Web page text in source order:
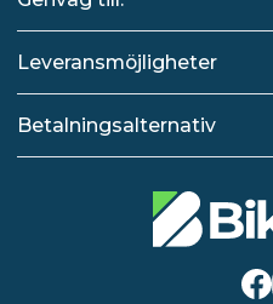
Leveransmöjligheter
Betalningsalternativ